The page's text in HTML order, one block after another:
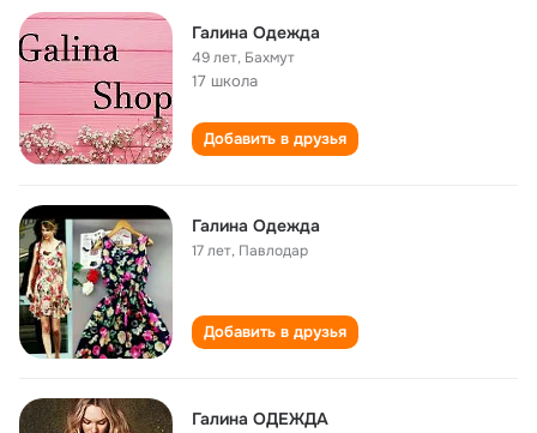
Галина Одежда
49 лет, Бахмут
17 школа
Добавить в друзья
Галина Одежда
17 лет, Павлодар
Добавить в друзья
Галина ОДЕЖДА